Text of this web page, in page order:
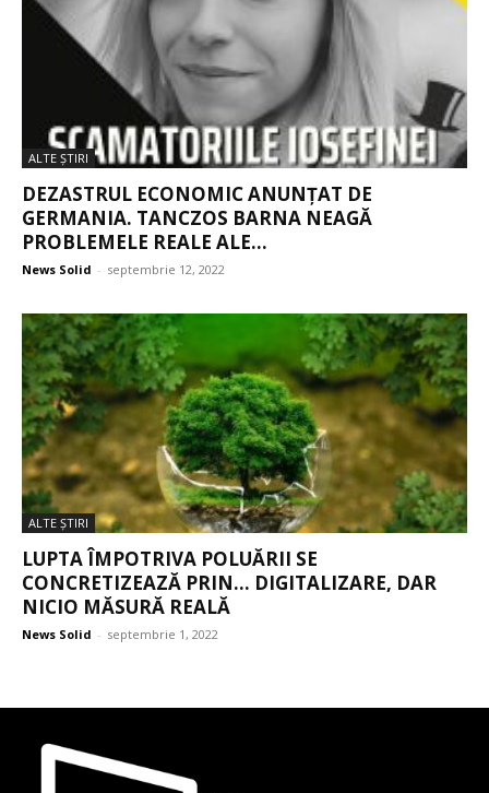
ALTE ŞTIRI
DEZASTRUL ECONOMIC ANUNȚAT DE
GERMANIA. TANCZOS BARNA NEAGĂ
PROBLEMELE REALE ALE...
News Solid - septembrie 12, 2022
ALTE ŞTIRI
LUPTA ÎMPOTRIVA POLUĂRII SE
CONCRETIZEAZĂ PRIN… DIGITALIZARE, DAR
NICIO MĂSURĂ REALĂ
News Solid - septembrie 1, 2022